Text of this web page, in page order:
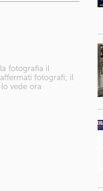
fotografia il
fotografi; il
vede ora